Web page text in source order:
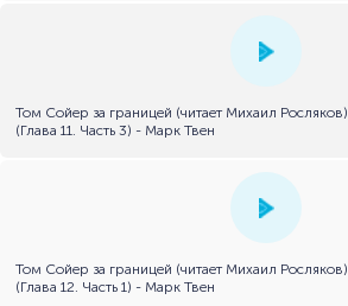
Том Сойер за границей (читает Михаил Росляков)
(Глава 11. Часть 3) - Марк Твен
Том Сойер за границей (читает Михаил Росляков)
(Глава 12. Часть 1) - Марк Твен